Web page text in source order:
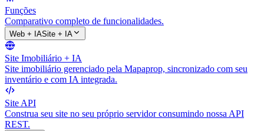
Funções
Comparativo completo de funcionalidades.
Web + IASite + IA
Site Imobiliário + IA
Site imobiliário gerenciado pela Mapaprop, sincronizado com seu
inventário e com IA integrada.
Site API
Construa seu site no seu próprio servidor consumindo nossa API
REST.